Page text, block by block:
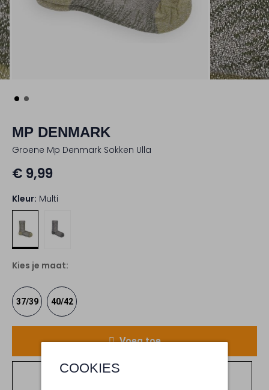
COOKIES
MP DENMARK
Groene Mp Denmark Sokken Ulla
€ 9,99
Kleur: Multi
Kies je maat:
37/39 40/42
Voeg toe
Bekijk winkelvoorraad